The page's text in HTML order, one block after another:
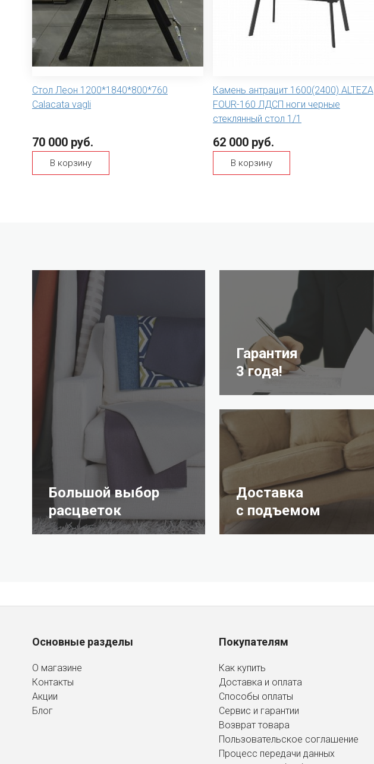
Стол Леон 1200*1840*800*760
Calacata vagli
70 000 руб.
В корзину
Камень антрацит 1600(2400) ALTEZA
FOUR-160 ЛДСП ноги черные
стеклянный стол 1/1
62 000 руб.
В корзину
Большой выбор
расцветок
Гарантия
3 года!
Доставка
с подъемом
Основные разделы
О магазине
Контакты
Акции
Блог
Покупателям
Как купить
Доставка и оплата
Способы оплаты
Сервис и гарантии
Возврат товара
Пользовательское соглашение
Процесс передачи данных